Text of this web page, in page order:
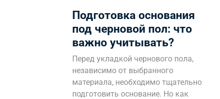
Подготовка основания
под черновой пол: что
важно учитывать?
Перед укладкой чернового пола,
независимо от выбранного
материала, необходимо тщательно
подготовить основание. Но как